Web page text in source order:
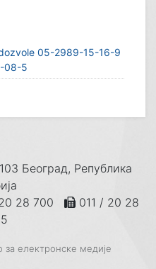
05-2989-15-16-9
08-5
Београд, Република
28 700
011 / 20 28
електронске медије